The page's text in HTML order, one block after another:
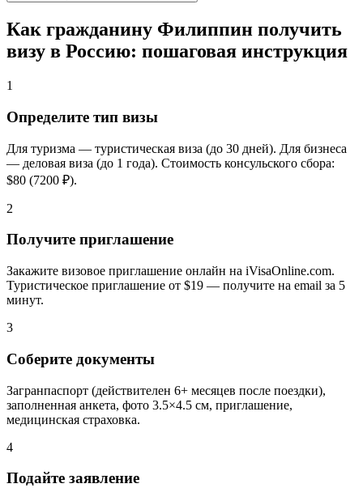
Как гражданину Филиппин получить
визу в Россию: пошаговая инструкция
1
Определите тип визы
Для туризма — туристическая виза (до 30 дней). Для бизнеса
— деловая виза (до 1 года). Стоимость консульского сбора:
$80 (7200 ₽).
2
Получите приглашение
Закажите визовое приглашение онлайн на iVisaOnline.com.
Туристическое приглашение от $19 — получите на email за 5
минут.
3
Соберите документы
Загранпаспорт (действителен 6+ месяцев после поездки),
заполненная анкета, фото 3.5×4.5 см, приглашение,
медицинская страховка.
4
Подайте заявление